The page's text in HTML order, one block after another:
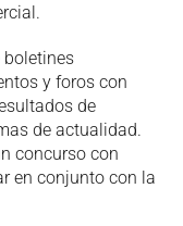
boletines
y foros con
de
de actualidad.
concurso con
en conjunto con la